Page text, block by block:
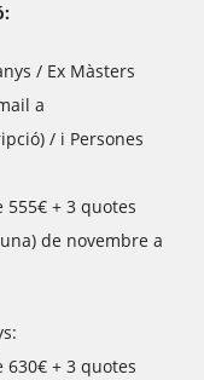
/ Ex Màsters
a
/ i Persones
+ 3 quotes
de novembre a
+ 3 quotes